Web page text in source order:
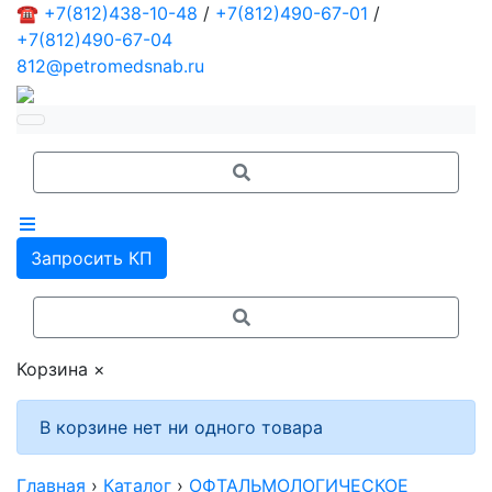
☎ +7(812)438-10-48 / +7(812)490-67-01 /
+7(812)490-67-04
812@petromedsnab.ru
Запросить КП
Корзина ×
В корзине нет ни одного товара
Главная › Каталог › ОФТАЛЬМОЛОГИЧЕСКОЕ